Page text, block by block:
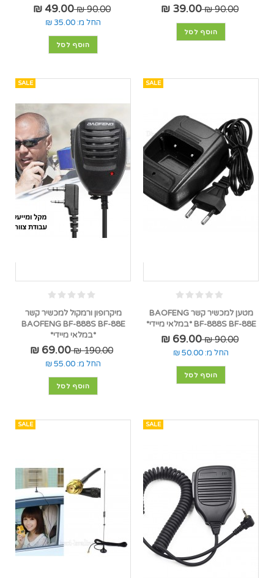
90.00 ₪
39.00 ₪
הוסף לסל
90.00 ₪
49.00 ₪
החל מ: 35.00 ₪
הוסף לסל
SALE
מטען למכשיר קשר BAOFENG
BF-888S BF-88E *במלאי מיידי*
90.00 ₪
69.00 ₪
החל מ: 50.00 ₪
הוסף לסל
SALE
מיקרופון ורמקול למכשיר קשר
BAOFENG BF-888S BF-88E
*במלאי מיידי*
190.00 ₪
69.00 ₪
החל מ: 55.00 ₪
הוסף לסל
SALE
SALE